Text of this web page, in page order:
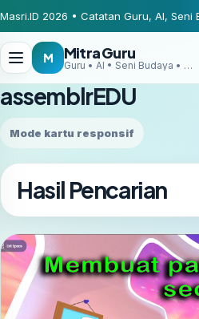
Masri.ID 2026 • Catatan Guru, AI, Seni
M Mitra Guru
Guru • AI • Seni Budaya • Digital Creator
assemblrEDU
Mode kartu responsif
Hasil Pencarian